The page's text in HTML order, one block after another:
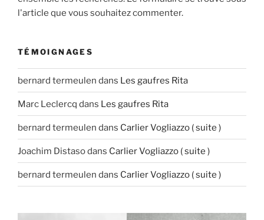
l'article que vous souhaitez commenter.
TÉMOIGNAGES
bernard termeulen dans Les gaufres Rita
Marc Leclercq dans Les gaufres Rita
bernard termeulen dans Carlier Vogliazzo ( suite )
Joachim Distasodans Carlier Vogliazzo ( suite )
bernard termeulen dans Carlier Vogliazzo ( suite )